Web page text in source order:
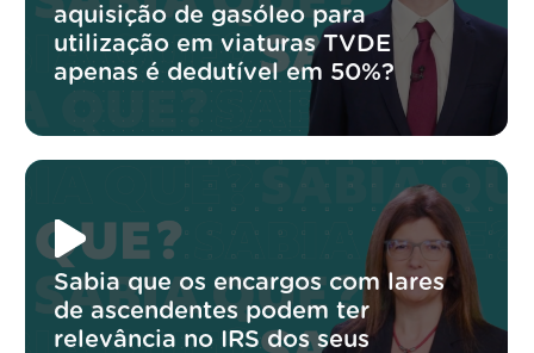
aquisição de gasóleo para
utilização em viaturas TVDE
apenas é dedutível em 50%?
Sabia que os encargos com lares
de ascendentes podem ter
relevância no IRS dos seus